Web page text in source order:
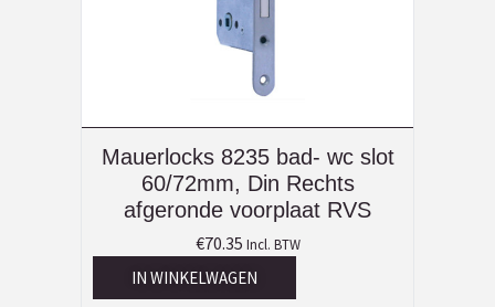
Mauerlocks 8235 bad- wc slot
60/72mm, Din Rechts
afgeronde voorplaat RVS
€70.35 Incl. BTW
IN WINKELWAGEN